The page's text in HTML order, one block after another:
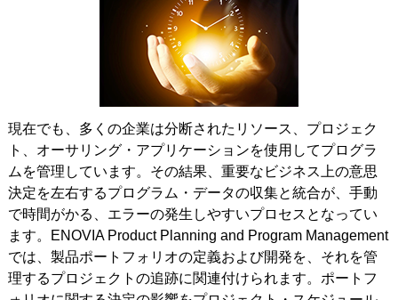
現在でも、多くの企業は分断されたリソース、プロジェク
ト、オーサリング・アプリケーションを使用してプログラ
ムを管理しています。その結果、重要なビジネス上の意思
決定を左右するプログラム・データの収集と統合が、手動
で時間がかる、エラーの発生しやすいプロセスとなってい
ます。ENOVIA Product Planning and Program Management
では、製品ポートフォリオの定義および開発を、それを管
理するプロジェクトの追跡に関連付けられます。ポートフ